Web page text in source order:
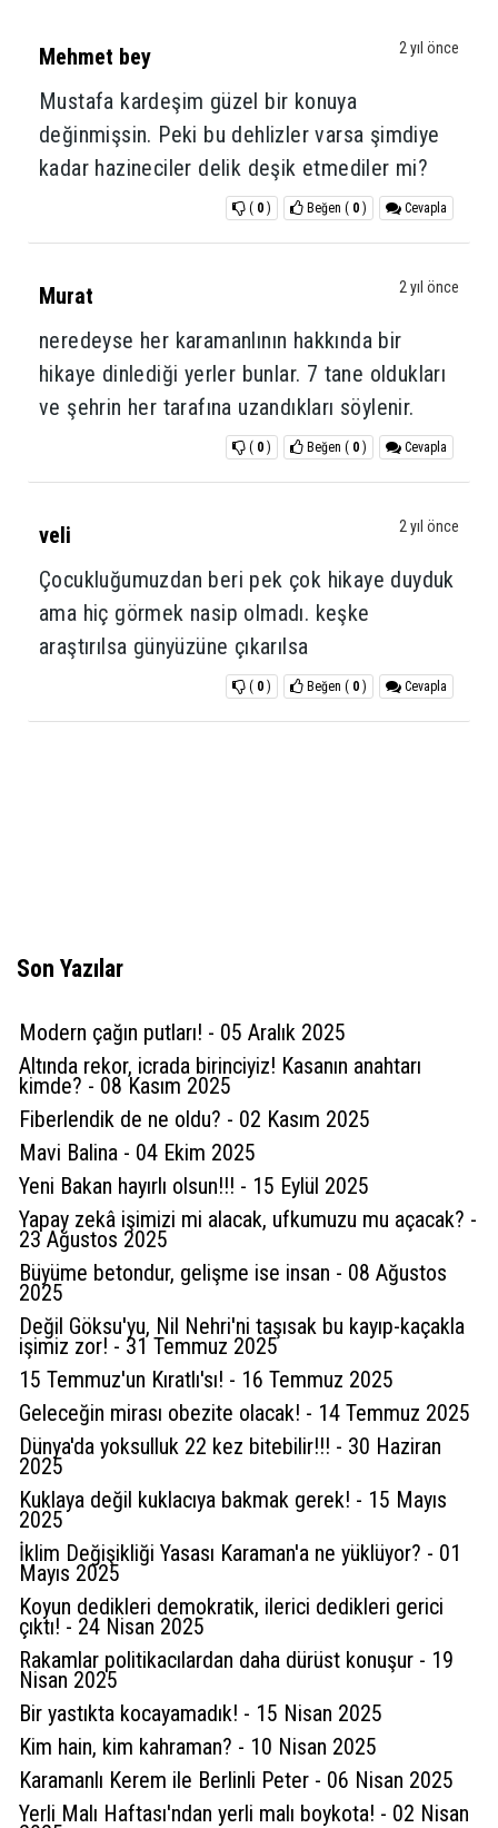
Mehmet bey 2 yıl önce
Mustafa kardeşim güzel bir konuya
değinmişsin. Peki bu dehlizler varsa şimdiye
kadar hazineciler delik deşik etmediler mi?
Cevapla
Beğen ( 0 )
( 0 )
Murat 2 yıl önce
neredeyse her karamanlının hakkında bir
hikaye dinlediği yerler bunlar. 7 tane oldukları
ve şehrin her tarafına uzandıkları söylenir.
Cevapla
Beğen ( 0 )
( 0 )
veli 2 yıl önce
Çocukluğumuzdan beri pek çok hikaye duyduk
ama hiç görmek nasip olmadı. keşke
araştırılsa günyüzüne çıkarılsa
Cevapla
Beğen ( 0 )
( 0 )
Son Yazılar
Modern çağın putları! - 05 Aralık 2025
Altında rekor, icrada birinciyiz! Kasanın anahtarı
kimde? - 08 Kasım 2025
Fiberlendik de ne oldu? - 02 Kasım 2025
Mavi Balina - 04 Ekim 2025
Yeni Bakan hayırlı olsun!!! - 15 Eylül 2025
Yapay zekâ işimizi mi alacak, ufkumuzu mu açacak? -
23 Ağustos 2025
Büyüme betondur, gelişme ise insan - 08 Ağustos
2025
Değil Göksu'yu, Nil Nehri'ni taşısak bu kayıp-kaçakla
işimiz zor! - 31 Temmuz 2025
15 Temmuz'un Kıratlı'sı! - 16 Temmuz 2025
Geleceğin mirası obezite olacak! - 14 Temmuz 2025
Dünya'da yoksulluk 22 kez bitebilir!!! - 30 Haziran
2025
Kuklaya değil kuklacıya bakmak gerek! - 15 Mayıs
2025
İklim Değişikliği Yasası Karaman'a ne yüklüyor? - 01
Mayıs 2025
Koyun dedikleri demokratik, ilerici dedikleri gerici
çıktı! - 24 Nisan 2025
Rakamlar politikacılardan daha dürüst konuşur - 19
Nisan 2025
Bir yastıkta kocayamadık! - 15 Nisan 2025
Kim hain, kim kahraman? - 10 Nisan 2025
Karamanlı Kerem ile Berlinli Peter - 06 Nisan 2025
Yerli Malı Haftası'ndan yerli malı boykota! - 02 Nisan
Sultan Akbulut
Karaman 32 yaşında